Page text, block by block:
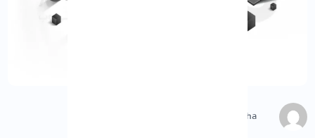
M.Gharepasha